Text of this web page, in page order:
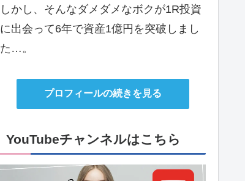
しかし、そんなダメダメなボクが1R投資
に出会って6年で資産1億円を突破しまし
た…。
プロフィールの続きを見る
YouTubeチャンネルはこちら